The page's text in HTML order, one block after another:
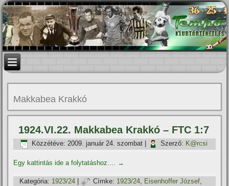
Makkabea Krakkó
1924.VI.22. Makkabea Krakkó – FTC 1:7
Közzétéve: 2009. január 24. szombat Szerző: K@rcsi
Egy kattintás ide a folytatáshoz.... →
Kategória: 1923/24 | Címke: 1923/24, Eisenhoffer József,